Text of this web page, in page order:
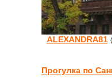
ALEXANDRA81 (
Прогулка по